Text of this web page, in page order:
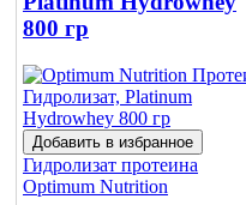
800 гр
Добавить в избранное
Гидролизат протеина
Optimum Nutrition